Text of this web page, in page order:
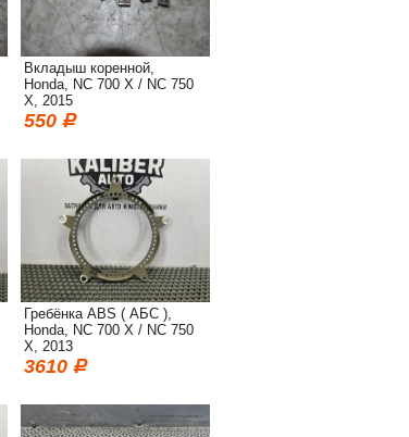
Вкладыш коренной,
Honda, NC 700 X / NC 750
X, 2015
550
Гребёнка ABS ( АБС ),
Honda, NC 700 X / NC 750
X, 2013
3610